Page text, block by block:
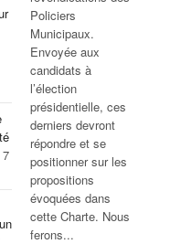
Policiers
Municipaux.
Envoyée aux
candidats à
l’élection
présidentielle, ces
derniers devront
répondre et se
positionner sur les
propositions
évoquées dans
cette Charte. Nous
ferons...
7